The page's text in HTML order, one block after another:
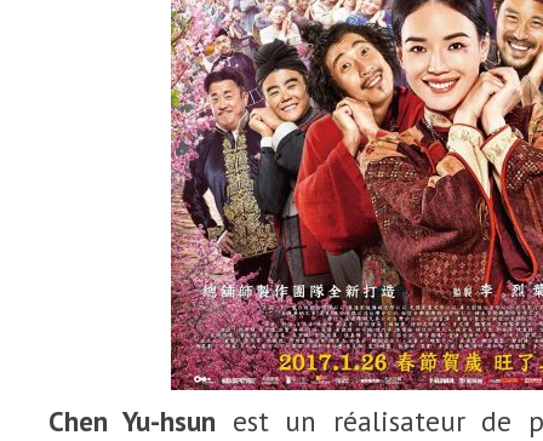
Chen Yu-hsun est un réalisateur de